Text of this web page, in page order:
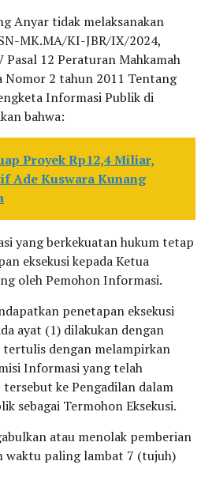
Anyar tidak melaksanakan
MK.MA/KI-JBR/IX/2024,
Pasal 12 Peraturan Mahkamah
Nomor 2 tahun 2011 Tentang
Informasi Publik di
bahwa:
Proyek Rp12,4 Miliar,
Ade Kuswara Kunang
yang berkekuatan hukum tetap
eksekusi kepada Ketua
oleh Pemohon Informasi.
penetapan eksekusi
ayat (1) dilakukan dengan
dengan melampirkan
Informasi yang telah
ke Pengadilan dalam
sebagai Termohon Eksekusi.
atau menolak pemberian
waktu paling lambat 7 (tujuh)